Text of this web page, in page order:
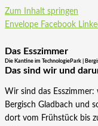
Zum Inhalt springen
Envelope Facebook
Das Esszimmer
Die Kantine im TechnologiePark |
Das sind wir und
Wir sind das
Bergisch Gladbach und
dort vom Frühstück bis